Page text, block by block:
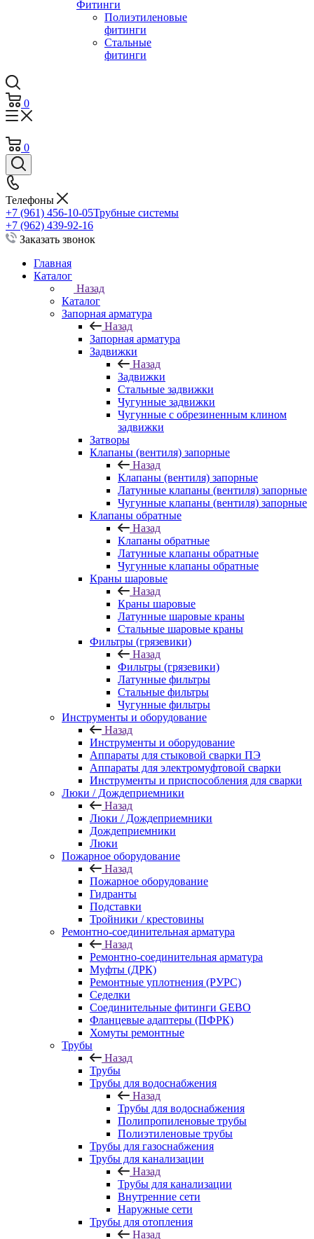
Фитинги
Полиэтиленовые
фитинги
Стальные
фитинги
0
0
Телефоны
+7 (961) 456-10-05Трубные системы
+7 (962) 439-92-16
Заказать звонок
Главная
Каталог
Назад
Каталог
Запорная арматура
Назад
Запорная арматура
Задвижки
Назад
Задвижки
Стальные задвижки
Чугунные задвижки
Чугунные с обрезиненным клином
задвижки
Затворы
Клапаны (вентиля) запорные
Назад
Клапаны (вентиля) запорные
Латунные клапаны (вентиля) запорные
Чугунные клапаны (вентиля) запорные
Клапаны обратные
Назад
Клапаны обратные
Латунные клапаны обратные
Чугунные клапаны обратные
Краны шаровые
Назад
Краны шаровые
Латунные шаровые краны
Стальные шаровые краны
Фильтры (грязевики)
Назад
Фильтры (грязевики)
Латунные фильтры
Стальные фильтры
Чугунные фильтры
Инструменты и оборудование
Назад
Инструменты и оборудование
Аппараты для стыковой сварки ПЭ
Аппараты для электромуфтовой сварки
Инструменты и приспособления для сварки
Люки / Дождеприемники
Назад
Люки / Дождеприемники
Дождеприемники
Люки
Пожарное оборудование
Назад
Пожарное оборудование
Гидранты
Подставки
Тройники / крестовины
Ремонтно-соединительная арматура
Назад
Ремонтно-соединительная арматура
Муфты (ДРК)
Ремонтные уплотнения (РУРС)
Седелки
Соединительные фитинги GEBO
Фланцевые адаптеры (ПФРК)
Хомуты ремонтные
Трубы
Назад
Трубы
Трубы для водоснабжения
Назад
Трубы для водоснабжения
Полипропиленовые трубы
Полиэтиленовые трубы
Трубы для газоснабжения
Трубы для канализации
Назад
Трубы для канализации
Внутренние сети
Наружные сети
Трубы для отопления
Назад